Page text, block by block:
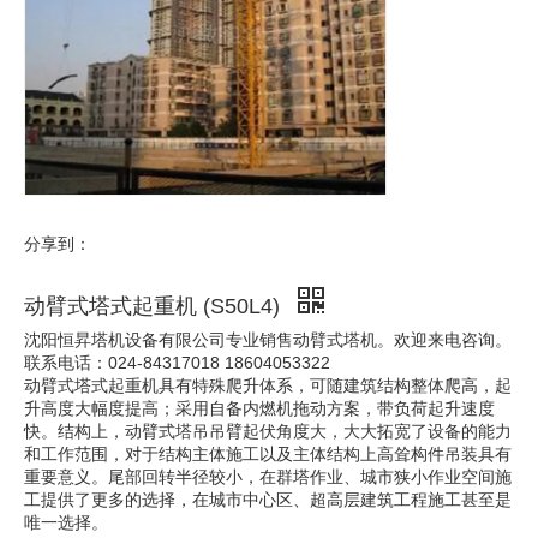
分享到：
动臂式塔式起重机 (S50L4)
沈阳恒昇塔机设备有限公司专业销售动臂式塔机。欢迎来电咨询。
联系电话：024-84317018 18604053322
动臂式塔式起重机具有特殊爬升体系，可随建筑结构整体爬高，起
升高度大幅度提高；采用自备内燃机拖动方案，带负荷起升速度
快。结构上，动臂式塔吊吊臂起伏角度大，大大拓宽了设备的能力
和工作范围，对于结构主体施工以及主体结构上高耸构件吊装具有
重要意义。尾部回转半径较小，在群塔作业、城市狭小作业空间施
工提供了更多的选择，在城市中心区、超高层建筑工程施工甚至是
唯一选择。